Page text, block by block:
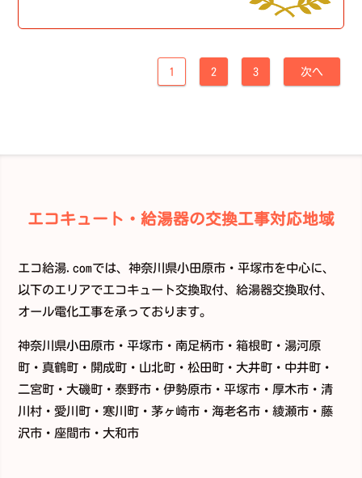
1 2 3 次へ
エコキュート・給湯器の交換工事対応地域
エコ給湯.comでは、神奈川県小田原市・平塚市を中心に、
以下のエリアでエコキュート交換取付、給湯器交換取付、
オール電化工事を承っております。
神奈川県小田原市 ・平塚市 ・南足柄市・箱根町・湯河原
町・真鶴町・開成町・山北町・松田町・大井町・中井町・
二宮町・大磯町・泰野市・伊勢原市・平塚市・厚木市・清
川村・愛川町・寒川町・茅ヶ崎市・海老名市・綾瀬市・藤
沢市・座間市・大和市